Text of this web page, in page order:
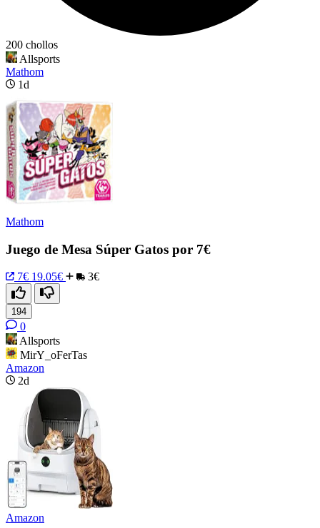
200 chollos
Allsports
Mathom
1d
Mathom
Juego de Mesa Súper Gatos por 7€
7€ 19.05€ 3€
194
0
Allsports
MirY_oFerTas
Amazon
2d
Amazon